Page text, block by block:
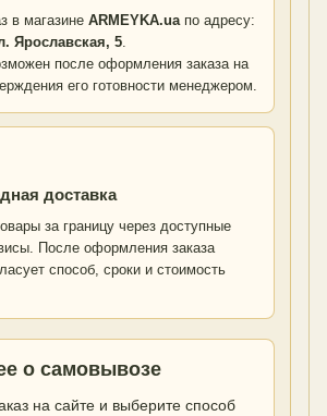
в магазине ARMEYKA.ua по адресу:
Ярославская, 5
после оформления заказа на
его готовности менеджером.
доставка
за границу через доступные
После оформления заказа
способ, сроки и стоимость
о самовывозе
на сайте и выберите способ